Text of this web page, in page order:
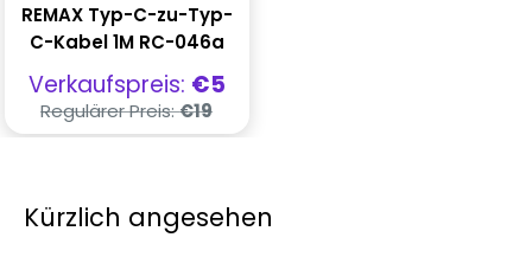
REMAX Typ-C-zu-Typ-
C-Kabel 1M RC-046a
Verkaufspreis
Verkaufspreis: €5
Regulärer
Preis
Regulärer Preis:€19
Kürzlich angesehen